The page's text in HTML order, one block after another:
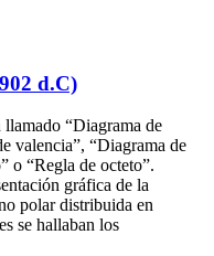
d.C)
“Diagrama de
valencia”, “Diagrama de
o “Regla de octeto”.
gráfica de la
polar distribuida en
se hallaban los